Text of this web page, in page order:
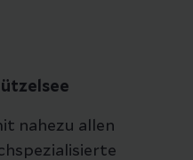
nahezu allen